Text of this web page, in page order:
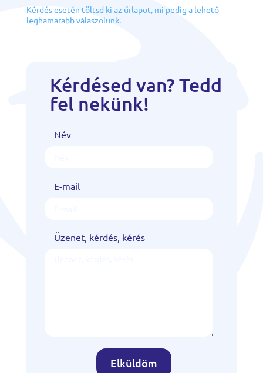
Kérdés esetén töltsd ki az űrlapot, mi pedig a lehető
leghamarabb válaszolunk.
Kérdésed van? Tedd
fel nekünk!
Név
E-mail
Üzenet, kérdés, kérés
Elküldöm